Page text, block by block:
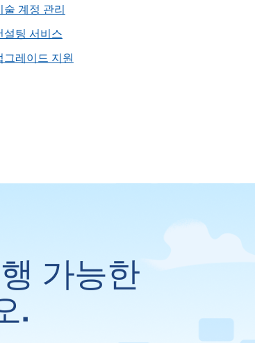
술 계정 관리
설팅 서비스
그레이드 지원
가능한
.